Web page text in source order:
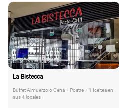
La Bistecca
Buffet Almuerzo o Cena + Postre + 1 Ice tea en
sus 4 locales